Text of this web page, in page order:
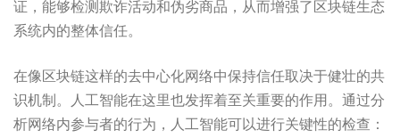
证，能够检测欺诈活动和伪劣商品，从而增强了区块链生态
系统内的整体信任。
在像区块链这样的去中心化网络中保持信任取决于健壮的共
识机制。人工智能在这里也发挥着至关重要的作用。通过分
析网络内参与者的行为，人工智能可以进行关键性的检查：